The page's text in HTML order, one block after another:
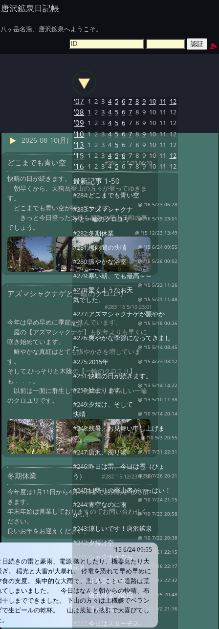
唐沢鉱泉日記帳
八ヶ岳名湯、唐沢鉱泉へようこそ。
2026-08-10(月)
どこまでも青い空 #284 '16 5/23 06:28
快晴の日が続きます。
朝早くから、天狗岳登山の方々が登ってゆきま
す。
どこまでも青い空が続いています。
きっと今日登った方達も感動の登山日和の事
でしょう。
アズマシャクナゲと一輪のクロユリ
#283 '16 5/19 23:01
今年は早め早めに季節が進んでいます。
庭の【アズマシャクナゲ】も例年よりも早くに
咲き始めています。
鮮やかな真紅はとても賑やかさを増していま
す。
そして,ひっそりと木陰の【一輪のクロユリ】
も．．．。
以前は一面に群生していたのに、さみしい一輪
のクロユリです。
冬期休業 #282 '15 12/23 13:49
今年度は1月11日から4月22日までお休みさせて頂
きます。
年末年始は営業しておりますのでお問い合わせく
ださい。
良いお年をお迎えください。
'15 6/24 09:55
日続きの雷と豪雨、電源 落としたり、機器見たり大
ぎ。 稲光と大雷が大暴れ。 停電を恐れて早め早めに
食の支度。 集中的な大雨で、悲しいことに道路は荒
てしまいました。 今日はなんと朝からの快晴、布
干しまでできました。 下山の方々は上機嫌でベラン
で生ビールの乾杯。 山は展望も抜群で大喜びでし
'07 1 2 3 4 5 6 7 8 9 10 11 12
'08 1 2 3 4 5 6 7 8 9 10 11 12
'09 1 2 3 4 5 6 7 8 9 10 11 12
'10 1 2 3 4 5 6 7 8 9 10 11 12
'13 1 2 3 4 5 6 7 8 9 10 11 12
'15 1 2 3 4 5 6 7 8 9 10 11 12
'16 1 2 3 4 5 6 7 8 9 10 11 12
最新記事 1-50
#284:どこまでも青い空
@ '16 5/23 06:28
#283:アズマシャクナ
ゲと一輪のクロユリ
@ '16 5/19 23:01
#282:冬期休業 @ '15 12/23 13:49
#281:梅雨間の快晴 @ '15 6/24 09:55
#280:賑やかな浴室 @ '15 5/26 00:02
#279:寒い朝、でも最高～～
@ '15 5/22 11:26
#278:驚くようなお天
気でした。
@ '15 5/21 11:48
#277:アズマシャクナゲが賑やか
に。
@ '15 5/18 00:26
#276:爽やかな季節になってきまし
た。
@ '15 5/14 08:45
#275:2015年 @ '15 4/23 03:12
#251:快晴の日が続きます。
@ '13 5/14 14:22
#250:始まります。
@ '13 5/10 11:38
#249:夕焼け、そして
快晴
@ '10 9/14 20:14
#248:残暑、お見舞い申し上げま
す。
@ '10 9/3 20:55
#247:唐沢、濁り湯 @ '10 7/31 22:31
#246:昨日は雷、今日は雹（ひょ
う）
@ '10 7/26 20:21
#245:日帰りの登山者がいっぱい！
@ '10 7/24 21:15
#244:青空なのに雨
が…！
@ '10 7/23 20:58
#243:涼しいです！唐沢鉱泉
@ '10 7/22 20:38
#242:夕焼け空
@ '10 7/21 22:15
#241:シャクナゲのお
花見
@ '10 7/16 22:17
#240:花を楽しむ会 @ '10 7/13 22:32
#239:唐沢林道の復旧 @ '10 7/5 20:48
#238:雷と大雨 @ '10 7/2 21:16
#237:今日はスターチス。